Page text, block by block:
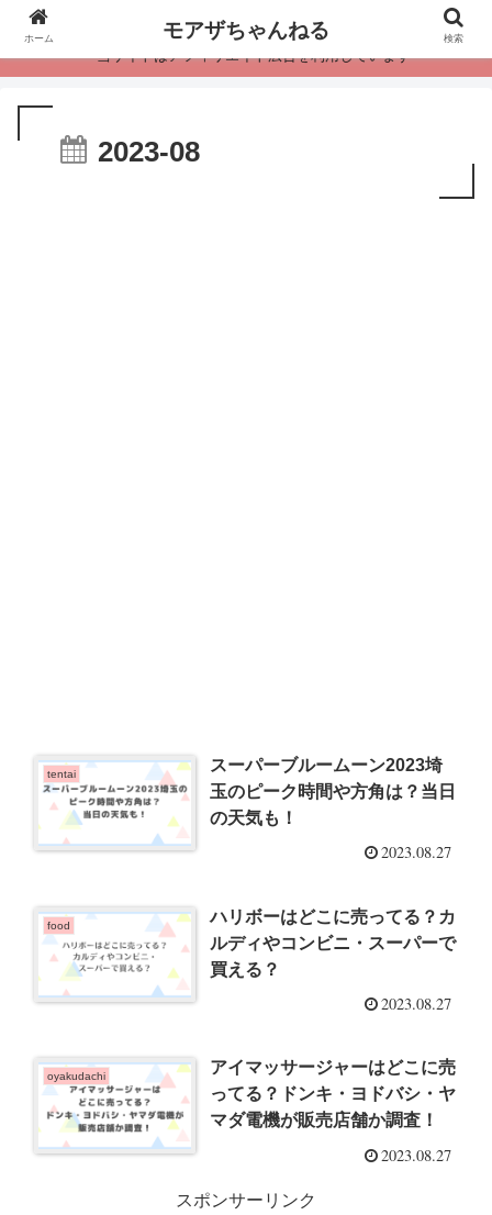
・当サイトはアフィリエイト広告を利用しています
2023-08
tentai
スーパーブルームーン2023埼
玉のピーク時間や方角は？当日
の天気も！
2023.08.27
food
ハリボーはどこに売ってる？カ
ルディやコンビニ・スーパーで
買える？
2023.08.27
oyakudachi
アイマッサージャーはどこに売
ってる？ドンキ・ヨドバシ・ヤ
マダ電機が販売店舗か調査！
2023.08.27
スポンサーリンク
ホーム モアザちゃんねる 検索